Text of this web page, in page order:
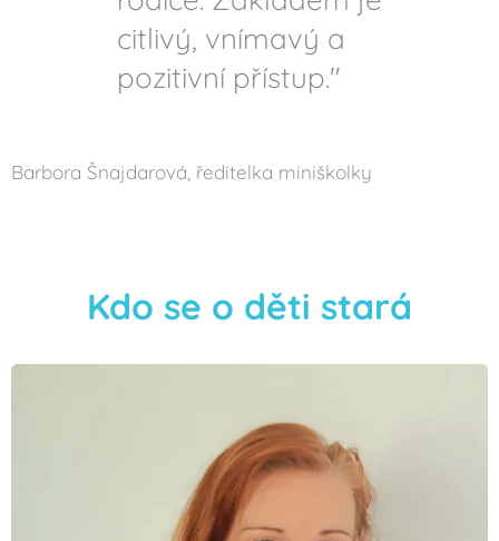
citlivý, vnímavý a
pozitivní přístup."
Barbora Šnajdarová, ředitelka miniškolky
Kdo se o děti stará